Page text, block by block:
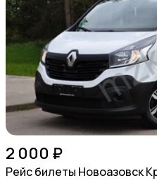
2 000 ₽
Рейс билеты Новоазовск